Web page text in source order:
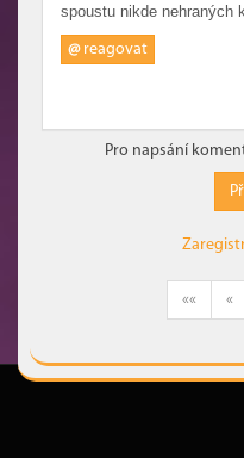
spoustu nikde nehraných
@reagovat
Pro napsání
«« «